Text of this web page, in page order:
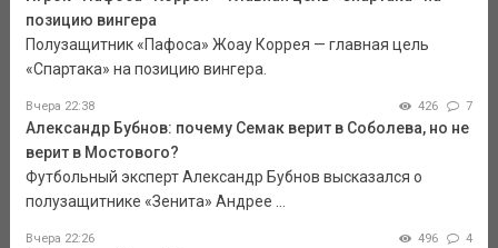
позицию вингера
Полузащитник «Пафоса» Жоау Коррея — главная цель
«Спартака» на позицию вингера.
Вчера 22:38 426 7
Александр Бубнов: почему Семак верит в Соболева, но не
верит в Мостового?
Футбольный эксперт Александр Бубнов высказался о
полузащитнике «Зенита» Андрее ...
Вчера 22:26 496 4